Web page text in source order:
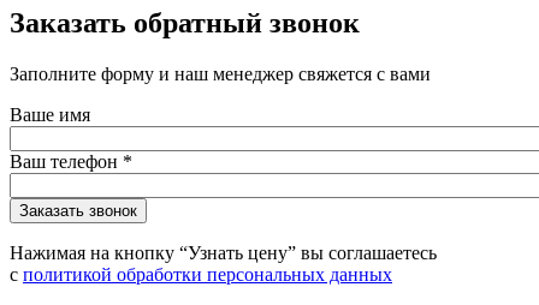
Заказать обратный звонок
Заполните форму и наш менеджер свяжется с вами
Ваше имя
Ваш телефон *
Нажимая на кнопку “Узнать цену” вы соглашаетесь
с политикой обработки персональных данных